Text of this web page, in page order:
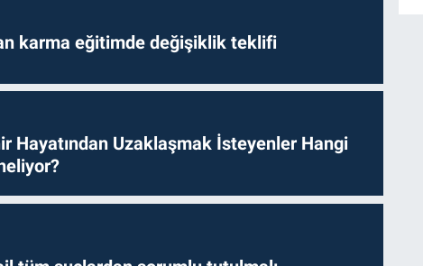
karma eğitimde değişiklik teklifi
Hayatından Uzaklaşmak İsteyenler Hangi